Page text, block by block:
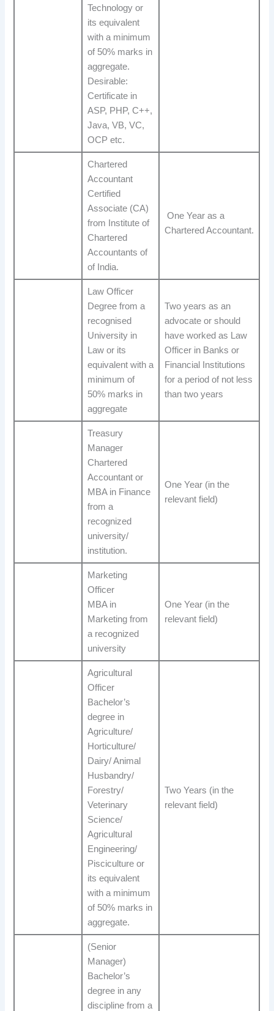
Technology or
its equivalent
with a minimum
of 50% marks in
aggregate.
Desirable:
Certificate in
ASP, PHP, C++,
Java, VB, VC,
OCP etc.
Chartered
Accountant
Certified
Associate (CA)
from Institute of
Chartered
Accountants of
of India.
One Year as a
Chartered Accountant.
Law Officer
Degree from a
recognised
University in
Law or its
equivalent with a
minimum of
50% marks in
aggregate
Two years as an
advocate or should
have worked as Law
Officer in Banks or
Financial Institutions
for a period of not less
than two years
Treasury
Manager
Chartered
Accountant or
MBA in Finance
from a
recognized
university/
institution.
One Year (in the
relevant field)
Marketing
Officer
MBA in
Marketing from
a recognized
university
One Year (in the
relevant field)
Agricultural
Officer
Bachelor’s
degree in
Agriculture/
Horticulture/
Dairy/ Animal
Husbandry/
Forestry/
Veterinary
Science/
Agricultural
Engineering/
Pisciculture or
its equivalent
with a minimum
of 50% marks in
aggregate.
Two Years (in the
relevant field)
(Senior
Manager)
Bachelor’s
degree in any
discipline from a